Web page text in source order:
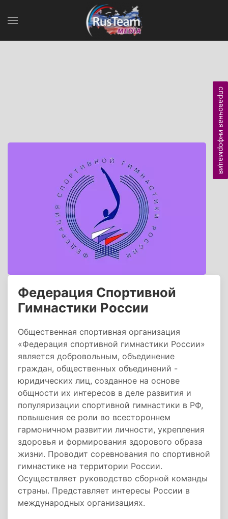
Федерация Спортивной
Гимнастики России
Общественная спортивная организация
«Федерация спортивной гимнастики России»
является добровольным, объединение
граждан, общественных объединений -
юридических лиц, созданное на основе
общности их интересов в деле развития и
популяризации спортивной гимнастики в РФ,
повышения ее роли во всестороннем
гармоничном развитии личности, укрепления
здоровья и формирования здорового образа
жизни. Проводит соревнования по спортивной
гимнастике на территории России.
Осуществляет руководство сборной команды
страны. Представляет интересы России в
международных организациях.
справочная информация